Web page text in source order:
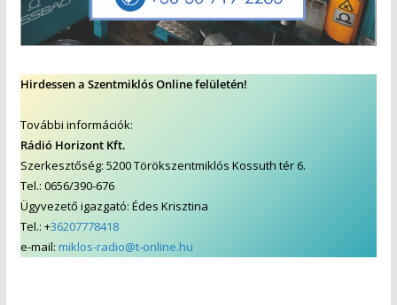
Hirdessen a Szentmiklós Online felületén!
További információk:
Rádió Horizont Kft.
Szerkesztőség: 5200 Törökszentmiklós Kossuth tér 6.
Tel.: 0656/390-676
Ügyvezető igazgató: Édes Krisztina
Tel.: +36207778418
e-mail: miklos-radio@t-online.hu